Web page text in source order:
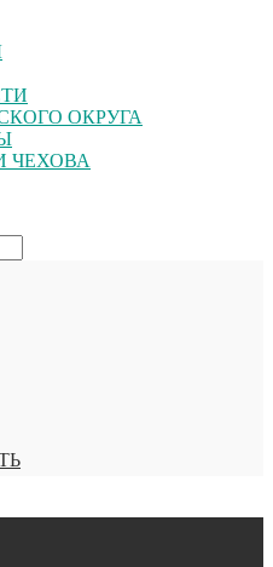
ОКРУГА
ЧЕХОВА